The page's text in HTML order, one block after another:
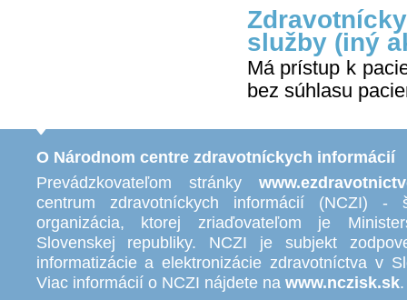
služby (iný
Má prístup k
bez súhlasu
O Národnom centre zdravotníckych informácií
Prevádzkovateľom stránky
centrum zdravotníckych informácií (NCZI) -
organizácia, ktorej zriaďovateľom je
Slovenskej republiky. NCZI je subjekt
informatizácie a elektronizácie zdravotníctva v
Viac informácií o NCZI nájdete na www.nczisk.sk.